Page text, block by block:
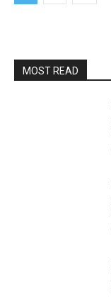
MOST READ